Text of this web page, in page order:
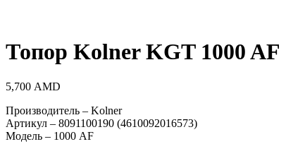
Топор Kolner KGT 1000 AF
5,700 AMD
Производитель – Kolner
Артикул – 8091100190 (4610092016573)
Модель – 1000 AF